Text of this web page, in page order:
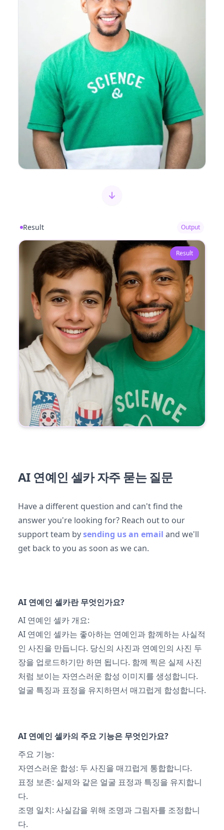
Result Output
Result
AI 연예인 셀카 자주 묻는 질문
Have a different question and can't find the
answer you're looking for? Reach out to our
support team bysending us an email and we'll
get back to you as soon as we can.
AI 연예인 셀카란 무엇인가요?
AI 연예인 셀카 개요:
AI 연예인 셀카는 좋아하는 연예인과 함께하는 사실적
인 사진을 만듭니다. 당신의 사진과 연예인의 사진 두
장을 업로드하기만 하면 됩니다. 함께 찍은 실제 사진
처럼 보이는 자연스러운 합성 이미지를 생성합니다.
얼굴 특징과 표정을 유지하면서 매끄럽게 합성합니다.
AI 연예인 셀카의 주요 기능은 무엇인가요?
주요 기능:
자연스러운 합성: 두 사진을 매끄럽게 통합합니다.
표정 보존: 실제와 같은 얼굴 표정과 특징을 유지합니
다.
조명 일치: 사실감을 위해 조명과 그림자를 조정합니
다.